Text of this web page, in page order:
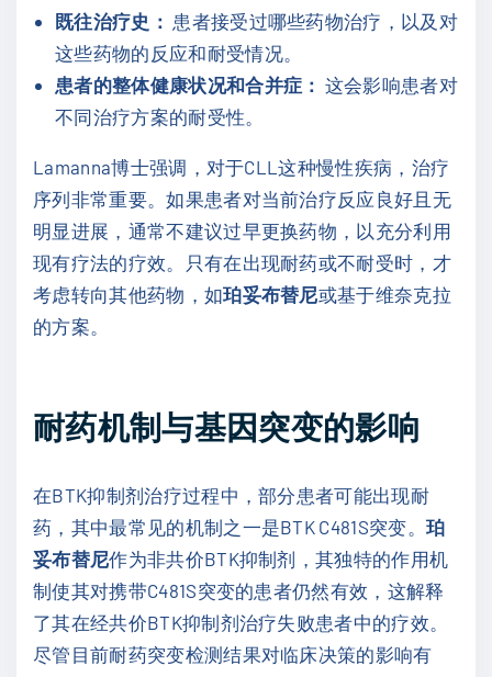
既往治疗史： 患者接受过哪些药物治疗，以及对
这些药物的反应和耐受情况。
患者的整体健康状况和合并症： 这会影响患者对
不同治疗方案的耐受性。
Lamanna博士强调，对于CLL这种慢性疾病，治疗
序列非常重要。如果患者对当前治疗反应良好且无
明显进展，通常不建议过早更换药物，以充分利用
现有疗法的疗效。只有在出现耐药或不耐受时，才
考虑转向其他药物，如珀妥布替尼或基于维奈克拉
的方案。
耐药机制与基因突变的影响
在BTK抑制剂治疗过程中，部分患者可能出现耐
药，其中最常见的机制之一是BTK C481S突变。珀
妥布替尼作为非共价BTK抑制剂，其独特的作用机
制使其对携带C481S突变的患者仍然有效，这解释
了其在经共价BTK抑制剂治疗失败患者中的疗效。
尽管目前耐药突变检测结果对临床决策的影响有